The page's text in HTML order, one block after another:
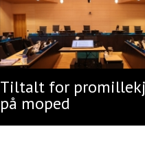
Tiltalt for
på moped